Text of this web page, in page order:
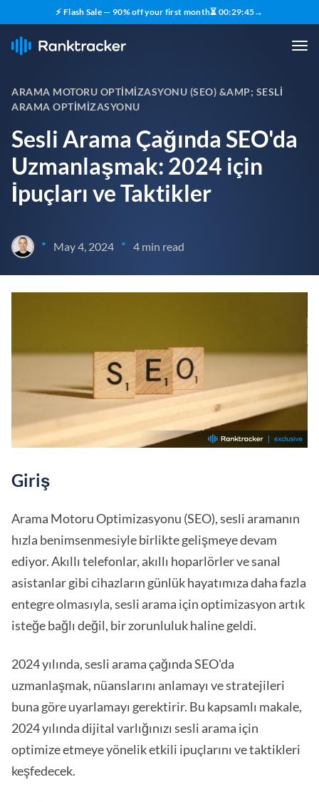
⚡ Flash Sale — 90% off your first month⏳ 00:29:44→
ARAMA MOTORU OPTIMIZASYONU (SEO) &AMP; SESLI
ARAMA OPTIMIZASYONU
Sesli Arama Çağında SEO'da
Uzmanlaşmak: 2024 için
İpuçları ve Taktikler
• May 4, 2024 • 4 min read
Giriş
Arama Motoru Optimizasyonu (SEO), sesli aramanın
hızla benimsenmesiyle birlikte gelişmeye devam
ediyor. Akıllı telefonlar, akıllı hoparlörler ve sanal
asistanlar gibi cihazların günlük hayatımıza daha fazla
entegre olmasıyla, sesli arama için optimizasyon artık
isteğe bağlı değil, bir zorunluluk haline geldi.
2024 yılında, sesli arama çağında SEO'da
uzmanlaşmak, nüanslarını anlamayı ve stratejileri
buna göre uyarlamayı gerektirir. Bu kapsamlı makale,
2024 yılında dijital varlığınızı sesli arama için
optimize etmeye yönelik etkili ipuçlarını ve taktikleri
keşfedecek.